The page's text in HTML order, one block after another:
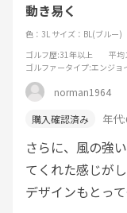
動き易く
色：3L サイズ：BL(ブルー)
ゴルフ歴:31年以上 平均
ゴルファータイプ:エンジョ
norman1964
年代:
さらに、風の強
てくれた感じがし
デザインもとって